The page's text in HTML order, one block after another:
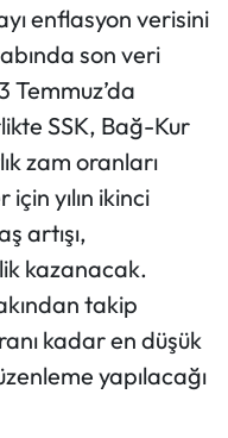
enflasyon verisini
son veri
Temmuz’da
SSK, Bağ-Kur
zam oranları
yılın ikinci
artışı,
kazanacak.
takip
kadar en düşük
yapılacağı